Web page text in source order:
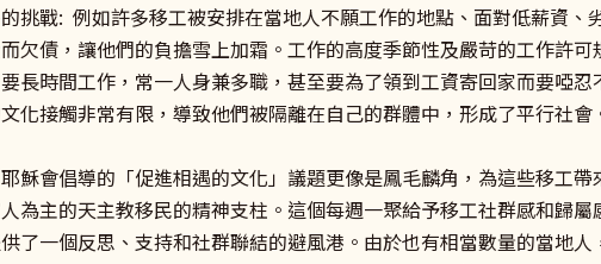
挑戰: 例如許多移工被安排在當地人不願工作的地點、面對低薪資
欠債，讓他們的負擔雪上加霜。工作的高度季節性及嚴苛的工作許
長時間工作，常一人身兼多職，甚至要為了領到工資寄回家而要啞
化接觸非常有限，導致他們被隔離在自己的群體中，形成了平行社會
穌會倡導的「促進相遇的文化」議題更像是鳳毛麟角，為這些移工
為主的天主教移民的精神支柱。這個每週一聚給予移工社群感和歸
了一個反思、支持和社群聯結的避風港。由於也有相當數量的當地